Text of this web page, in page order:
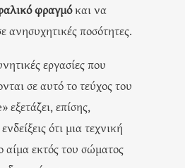
φραγμόκαι να
ανησυχητικές ποσότητες.
εργασίες που
σε αυτό το τεύχος του
επίσης,
ότι μια τεχνική
αίμα εκτός του σώματος